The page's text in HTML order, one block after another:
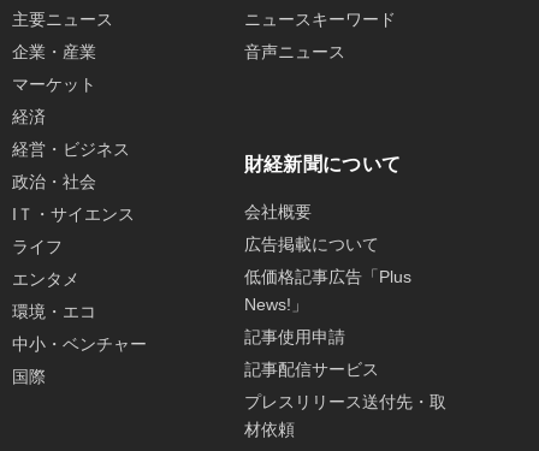
主要ニュース
企業・産業
マーケット
経済
経営・ビジネス
政治・社会
IＴ・サイエンス
ライフ
エンタメ
環境・エコ
中小・ベンチャー
国際
ニュースキーワード
音声ニュース
財経新聞について
会社概要
広告掲載について
低価格記事広告「Plus
News!」
記事使用申請
記事配信サービス
プレスリリース送付先・取
材依頼